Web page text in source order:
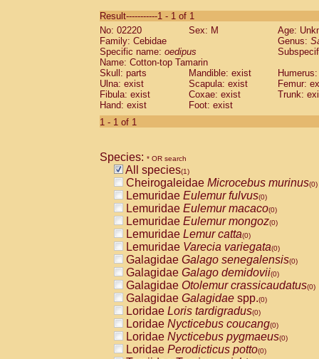
CebidaeSaguinus labiatus(0)
Cebidae Saguinus leucopus (0)
Cebidae
CebidaeSaguinus mystax
Cebidae Saguinus nigricollis (0)
Cebidae Saguinus oedipus
Cebidae Saguinus weddelli
Cebidae Saguinusspp.
Cebidae
CebidaeCebus capucinus
CebidaeCebus nigrivittatus
CebidaeCebus spp.(0)
CebidaeSaimiri boliviensis(0)
CebidaeSaimiri sciureus(0)
AtelidaeAlouatta caraya(0)
AtelidaeAlouatta fusca(0)
AtelidaeAlouatta seniculus(0)
AtelidaeAlouattaspp.(0)
AtelidaeAteles belzebuth(0)
AtelidaeAteles geoffroyi(0)
AtelidaeAteles paniscus(0)
AtelidaeAtelesspp.(0)
AtelidaeLagothrix lagothricha(0)
AtelidaeLagothrix lagothricha cana
PitheciidaeCacajao calvus
Result-----------1 - 1 of 1
No: 02220
Sex: M
Age:
Family: Cebidae
Genus:
Specific name: oedipus
Name: Cotton-top Tamarin
Skull: parts
Mandible: exist
Ulna: exist
Scapula: exist
Femur:
Fibula: exist
Coxae: exist
Trunk:
Hand: exist
Foot: exist
1 - 1 of 1
Species: * OR search
All species(1)
Cheirogaleidae Microcebus murinus(0)
Lemuridae Eulemur fulvus(0)
Lemuridae Eulemur macaco(0)
Lemuridae Eulemur mongoz(0)
Lemuridae Lemur catta(0)
Lemuridae Varecia variegata(0)
Galagidae Galago senegalensis(0)
Galagidae Galago demidovii(0)
Galagidae Otolemur crassicaudatus(0)
Galagidae Galagidae spp.(0)
Loridae Loris tardigradus(0)
Loridae Nycticebus coucang(0)
Loridae Nycticebus pygmaeus(0)
Loridae Perodicticus potto(0)